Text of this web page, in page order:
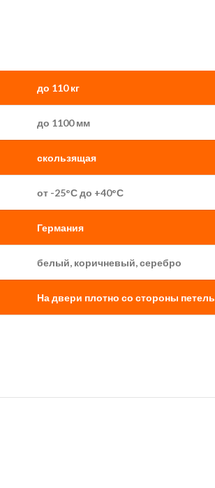
до 110 кг
до 1100 мм
скользящая
от -25°С до +40°С
Германия
белый, коричневый, серебро
На двери плотно со стороны петель